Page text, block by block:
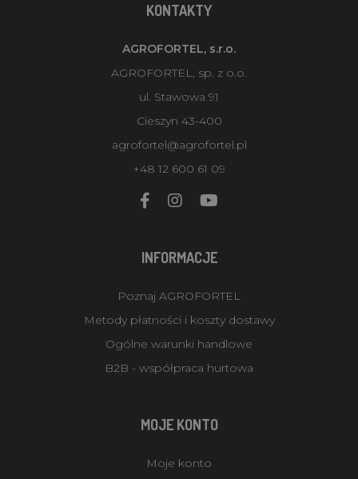
KONTAKTY
AGROFORTEL, s.r.o.
AGROFORTEL, sp. z o.o.
ul. Stawowa 91
Cieszyn 43-400
agrofortel@agrofortel.pl
+48 12 600 61 09
INFORMACJE
Poznaj AGROFORTEL
Metody płatności i koszty dostawy
Ogólne warunki handlowe
B2B - współpraca hurtowa
MOJE KONTO
Moje konto